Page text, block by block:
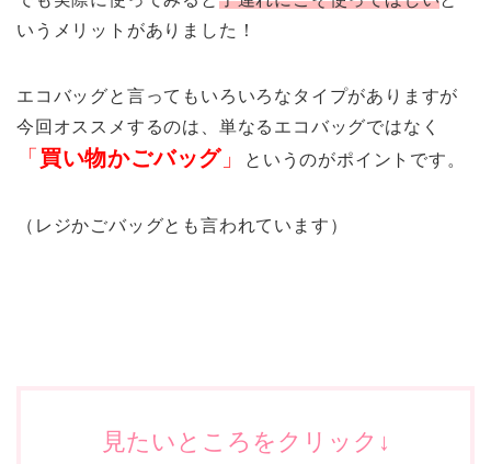
いうメリットがありました！
エコバッグと言ってもいろいろなタイプがありますが
今回オススメするのは、単なるエコバッグではなく
「 買い物かごバッグ」 というのがポイントです。
（レジかごバッグとも言われています）
見たいところをクリック↓